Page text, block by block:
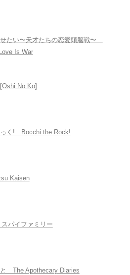
たい〜天才たちの恋愛頭脳戦〜
Is War
No Ko]
っく! Bocchi the Rock!
Kaisen
パイファミリー
The Apothecary Diaries